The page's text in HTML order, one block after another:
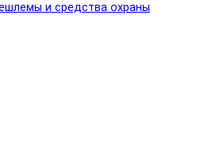
и средства охраны